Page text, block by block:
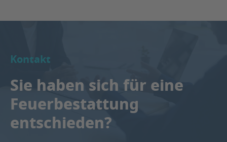
Kontakt
Sie haben sich für eine
Feuerbestattung
entschieden?